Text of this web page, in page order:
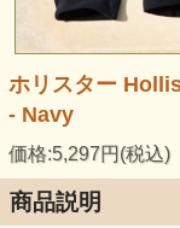
ホリスター
- Navy
価格:5,297円(税込)
商品説明